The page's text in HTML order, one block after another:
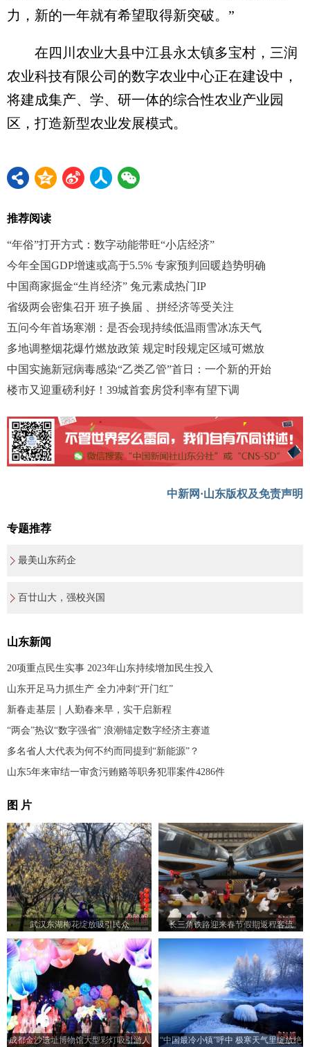
力，新的一年就有希望取得新突破。”
在四川农业大县中江县永太镇多宝村，三润
农业科技有限公司的数字农业中心正在建设中，
将建成集产、学、研一体的综合性农业产业园
区，打造新型农业发展模式。
推荐阅读
“年俗”打开方式：数字动能带旺“小店经济”
今年全国GDP增速或高于5.5% 专家预判回暖趋势明确
中国商家掘金“生肖经济” 兔元素成热门IP
省级两会密集召开 班子换届 、拼经济等受关注
五问今年首场寒潮：是否会现持续低温雨雪冰冻天气
多地调整烟花爆竹燃放政策 规定时段规定区域可燃放
中国实施新冠病毒感染“乙类乙管”首日：一个新的开始
楼市又迎重磅利好！39城首套房贷利率有望下调
中新网·山东版权及免责声明
专题推荐
最美山东药企
百廿山大，强校兴国
山东新闻
20项重点民生实事 2023年山东持续增加民生投入
山东开足马力抓生产 全力冲刺“开门红”
新春走基层｜人勤春来早，实干启新程
“两会”热议“数字强省” 浪潮锚定数字经济主赛道
多名省人大代表为何不约而同提到“新能源”？
山东5年来审结一审贪污贿赂等职务犯罪案件4286件
图 片
武汉东湖梅花绽放吸引民众 长三角铁路迎来春节假期返程客流
成都金沙遗址博物馆大型彩灯吸引游人 “中国最冷小镇”呼中 极寒天气里绽放绝